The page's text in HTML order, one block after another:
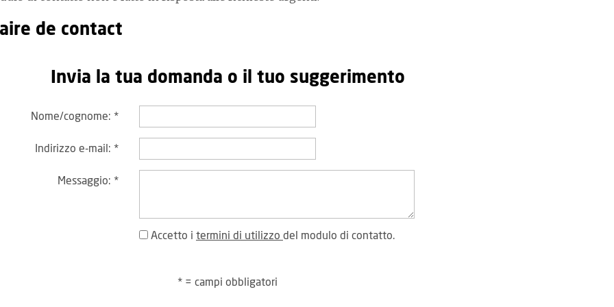
de contact
Invia la tua domanda o il tuo suggerimento
Nome/cognome: *
Indirizzo e-mail: *
Messaggio: *
Accetto i termini di utilizzo del modulo di contatto.
* = campi obbligatori